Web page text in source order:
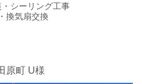
シーリング工事
換気扇交換
原町 U様